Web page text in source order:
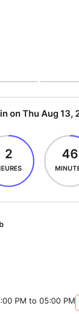
PM to 05:00 PM